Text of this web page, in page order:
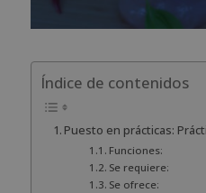
Índice de contenidos
Puesto en prácticas:
Funciones:
Se requiere:
Se ofrece: